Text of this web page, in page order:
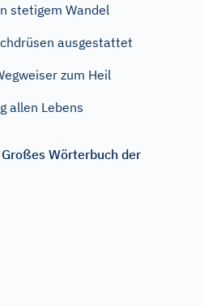
stetigem Wandel
ausgestattet
zum Heil
allen Lebens
Wörterbuch der